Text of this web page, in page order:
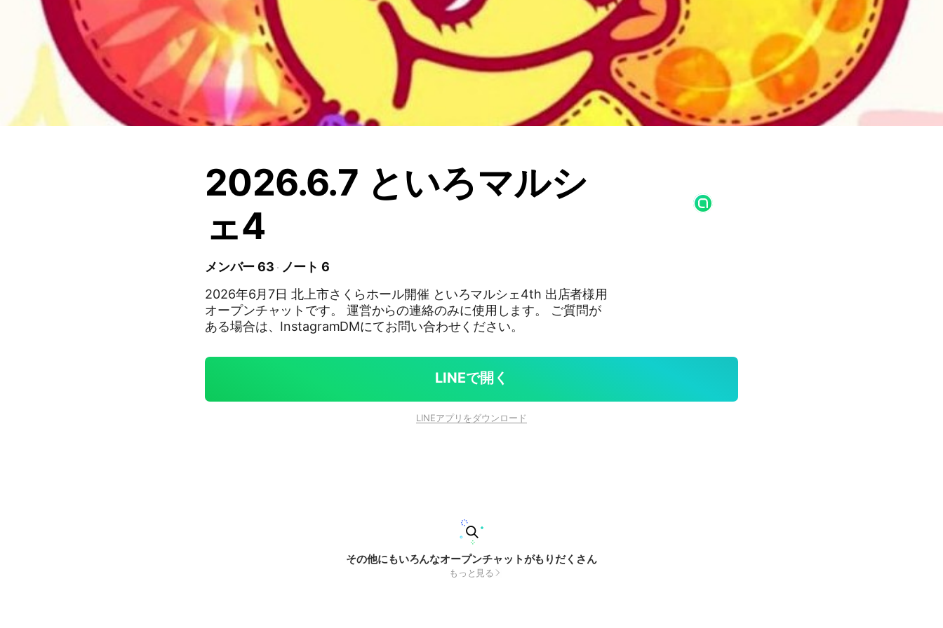
2026.6.7 といろマルシ
ェ4
メンバー 63
ノート 6
2026年6月7日 北上市さくらホール開催 といろマルシェ4th 出店者様用
オープンチャットです。 運営からの連絡のみに使用します。 ご質問が
ある場合は、InstagramDMにてお問い合わせください。
LINEで開く
LINEアプリをダウンロード
その他にもいろんなオープンチャットがもりだくさん
もっと見る